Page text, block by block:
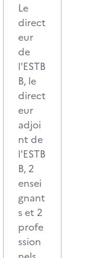
Le
direct
eur
de
l'ESTB
B, le
direct
eur
adjoi
nt de
l'ESTB
B, 2
ensei
gnant
s et 2
profe
ssion